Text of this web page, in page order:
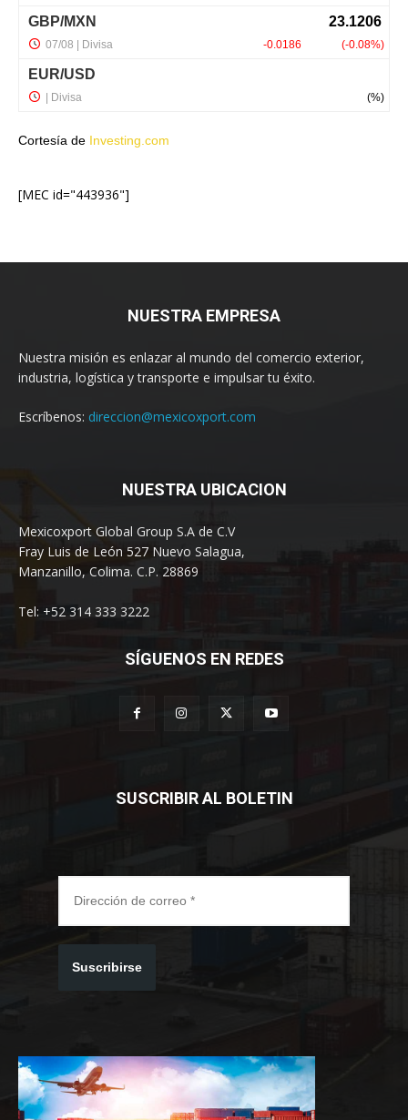
Cortesía de Investing.com
[MEC id="443936"]
NUESTRA EMPRESA
Nuestra misión es enlazar al mundo del comercio exterior,
industria, logística y transporte e impulsar tu éxito.
Escríbenos: direccion@mexicoxport.com
NUESTRA UBICACION
Mexicoxport Global Group S.A de C.V
Fray Luis de León 527 Nuevo Salagua,
Manzanillo, Colima. C.P. 28869
Tel: +52 314 333 3222
SÍGUENOS EN REDES
SUSCRIBIR AL BOLETIN
Suscribirse